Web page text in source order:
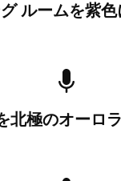
グ ルームを紫色
北極のオーロ